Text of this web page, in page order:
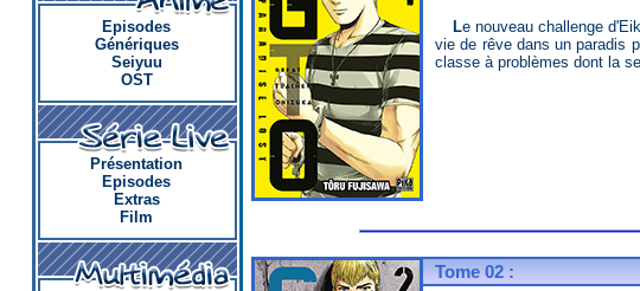
Episodes
Génériques
Seiyuu
OST
Présentation
Episodes
Extras
Film
Le nouveau challenge d'Eikichi Onizuka : la classe des stars du showbiz de l'école Kisshô ! Le prof indigne fantasme déjà sur sa
vie de rêve dans un paradis
classe à problèmes dont la
Tome 02 :